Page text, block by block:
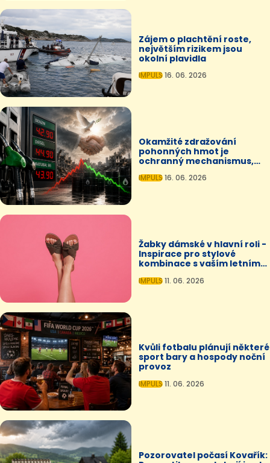
Zájem o plachtění roste,
největším rizikem jsou
okolní plavidla
IMPULS16. 06. 2026
Okamžité zdražování
pohonných hmot je
ochranný mechanismus,
IMPULS16. 06. 2026
Žabky dámské v hlavní roli -
Inspirace pro stylové
kombinace s vaším letním
IMPULS11. 06. 2026
Kvůli fotbalu plánují některé
sport bary a hospody noční
provoz
IMPULS11. 06. 2026
Pozorovatel počasí Kovařík: